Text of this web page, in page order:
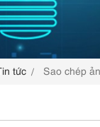
LUẬT
tức Sao chép